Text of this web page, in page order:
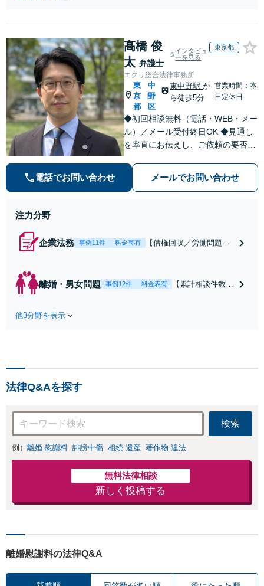
負担を軽減「弁護
士の交渉で慰謝料
金額アップ／減額
交渉も対応可」
【完全個室対応】
報開示請求をおこ
お店の風評被害対
策／売り上げ低下
防止のために尽
力」加害者側の対
応可：開示請求の
きの対処法、被害
者との示談交渉
髙橋 俊
太 弁護士
インタビュ
ーを見る
東京都
エクリ総合法律事務所
東
京
都
中
野
区
東中野駅か
ら徒歩5分
営業時間：本
日定休日
◆初回相談無料（電話・WEB・メー
ル）／メール受付終日OK ◆見通し
を率直にお伝えし、ご依頼の要否も
解決まで弁護士本人が一貫してスピ
ーディーに対応いたします。 ◆累計
電話でお問い合わせ メールでお問い合わせ
注力分野
企業法務 事例11件 料金表有
【債権回収／労働問題／
のトラブル・会社内のト
ラブルなど、事後の解決
離婚・男女問題 事例12件 料金表有
【累計相談件数20
様の話を丁寧にう
を正確に読み取り
ます。【東京都在
住以外の方も対
応】
他3分野を表示
法律Q&Aを探す
検索
例） 離婚 慰謝料 誹謗中傷 相続 遺産 著作物 違法
無料法律相談
新しく投稿する
離婚慰謝料の法律Q&A